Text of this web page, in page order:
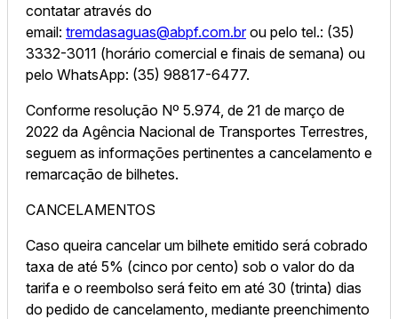
contatar através do
email: tremdasaguas@abpf.com.brou pelo tel.: (35)
3332-3011 (horário comercial e finais de semana) ou
pelo WhatsApp: (35) 98817-6477.
Conforme resolução Nº 5.974, de 21 de março de
2022 da Agência Nacional de Transportes Terrestres,
seguem as informações pertinentes a cancelamento e
remarcação de bilhetes.
CANCELAMENTOS
Caso queira cancelar um bilhete emitido será cobrado
taxa de até 5% (cinco por cento) sob o valor do da
tarifa e o reembolso será feito em até 30 (trinta) dias
do pedido de cancelamento, mediante preenchimento